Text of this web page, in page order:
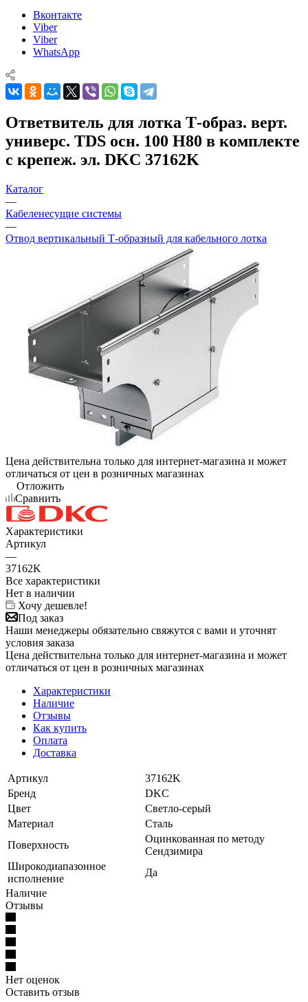
Вконтакте
Viber
Viber
WhatsApp
Ответвитель для лотка Т-образ. верт.
универс. TDS осн. 100 H80 в комплекте
с крепеж. эл. DKC 37162K
Каталог
—
Кабеленесущие системы
—
Отвод вертикальный Т-образный для кабельного лотка
Цена действительна только для интернет-магазина и может
отличаться от цен в розничных магазинах
Отложить
Сравнить
Характеристики
Артикул
—
37162K
Все характеристики
Нет в наличии
Хочу дешевле!
Под заказ
Наши менеджеры обязательно свяжутся с вами и уточнят
условия заказа
Цена действительна только для интернет-магазина и может
отличаться от цен в розничных магазинах
Характеристики
Наличие
Отзывы
Как купить
Оплата
Доставка
Артикул
37162K
Бренд
DKC
Цвет
Светло-серый
Материал
Сталь
Поверхность
Оцинкованная по методу
Сендзимира
Широкодиапазонное
исполнение
Да
Наличие
Отзывы
Нет оценок
Оставить отзыв